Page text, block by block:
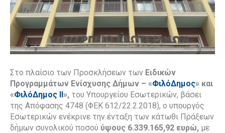
Στο πλαίσιο των Προσκλήσεων των Ειδικών
Προγραμμάτων Ενίσχυσης Δήμων – «ΦιλόΔημος» και
«ΦιλόΔημος ΙΙ», του Υπουργείου Εσωτερικών, βάσει
της Απόφασης 4748 (ΦΕΚ 612/22.2.2018), ο υπουργός
Εσωτερικών ενέκρινε την ένταξη των κάτωθι Πράξεων
δήμων συνολικού ποσού ύψους 6.339.165,92 ευρώ, με